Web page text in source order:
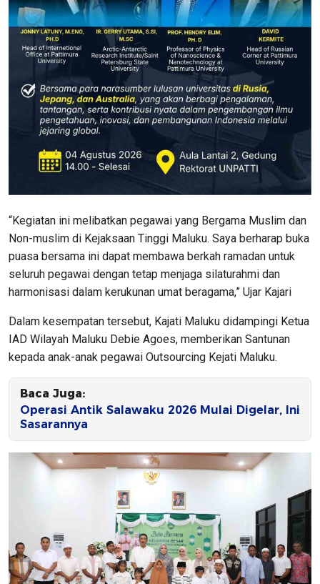
“Kegiatan ini melibatkan pegawai yang Bergama Muslim dan
Non-muslim di Kejaksaan Tinggi Maluku. Saya berharap buka
puasa bersama ini dapat membawa berkah ramadan untuk
seluruh pegawai dengan tetap menjaga silaturahmi dan
harmonisasi dalam kerukunan umat beragama,” Ujar Kajari
Dalam kesempatan tersebut, Kajati Maluku didampingi Ketua
IAD Wilayah Maluku Debie Agoes, memberikan Santunan
kepada anak-anak pegawai Outsourcing Kejati Maluku.
Baca Juga:
Operasi Antik Salawaku 2026 Mulai Digelar, Ini
Sasarannya